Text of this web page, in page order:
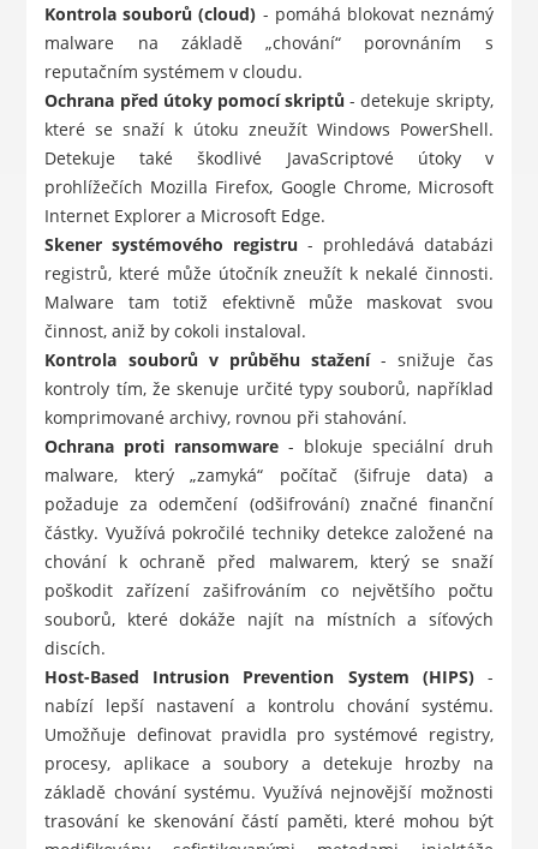
Kontrola souborů (cloud) - pomáhá blokovat neznámý
malware na základě „chování“ porovnáním s
reputačním systémem v cloudu.
Ochrana před útoky pomocí skriptů - detekuje skripty,
které se snaží k útoku zneužít Windows PowerShell.
Detekuje také škodlivé JavaScriptové útoky v
prohlížečích Mozilla Firefox, Google Chrome, Microsoft
Internet Explorer a Microsoft Edge.
Skener systémového registru - prohledává databázi
registrů, které může útočník zneužít k nekalé činnosti.
Malware tam totiž efektivně může maskovat svou
činnost, aniž by cokoli instaloval.
Kontrola souborů v průběhu stažení- snižuje čas
kontroly tím, že skenuje určité typy souborů, například
komprimované archivy, rovnou při stahování.
Ochrana proti ransomware - blokuje speciální druh
malware, který „zamyká“ počítač (šifruje data) a
požaduje za odemčení (odšifrování) značné finanční
částky. Využívá pokročilé techniky detekce založené na
chování k ochraně před malwarem, který se snaží
poškodit zařízení zašifrováním co největšího počtu
souborů, které dokáže najít na místních a síťových
discích.
Host-Based Intrusion Prevention System (HIPS)-
nabízí lepší nastavení a kontrolu chování systému.
Umožňuje definovat pravidla pro systémové registry,
procesy, aplikace a soubory a detekuje hrozby na
základě chování systému. Využívá nejnovější možnosti
trasování ke skenování částí paměti, které mohou být